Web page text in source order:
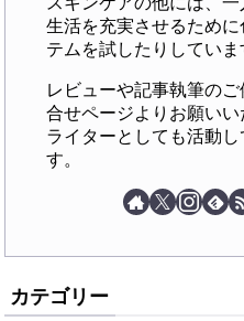
生活を充実させるために
テムを試したりしていま
レビューや記事執筆の
合せページよりお願いい
ライターとしても活動し
す。
カテゴリー